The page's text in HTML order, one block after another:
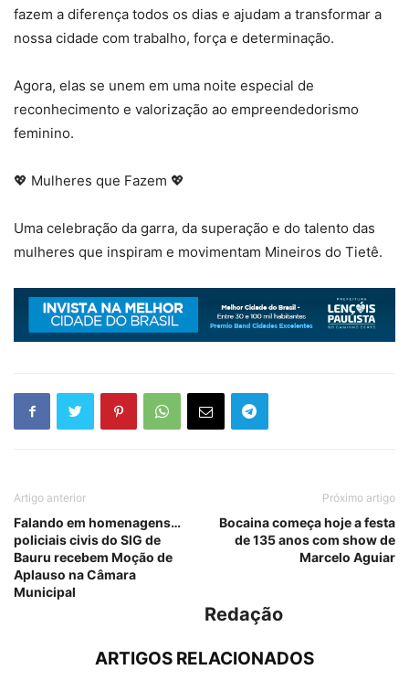
fazem a diferença todos os dias e ajudam a transformar a
nossa cidade com trabalho, força e determinação.
Agora, elas se unem em uma noite especial de
reconhecimento e valorização ao empreendedorismo
feminino.
💖 Mulheres que Fazem 💖
Uma celebração da garra, da superação e do talento das
mulheres que inspiram e movimentam Mineiros do Tietê.
Artigo anterior
Falando em homenagens…
policiais civis do SIG de
Bauru recebem Moção de
Aplauso na Câmara
Municipal
Próximo artigo
Bocaina começa hoje a festa
de 135 anos com show de
Marcelo Aguiar
Redação
ARTIGOS RELACIONADOS